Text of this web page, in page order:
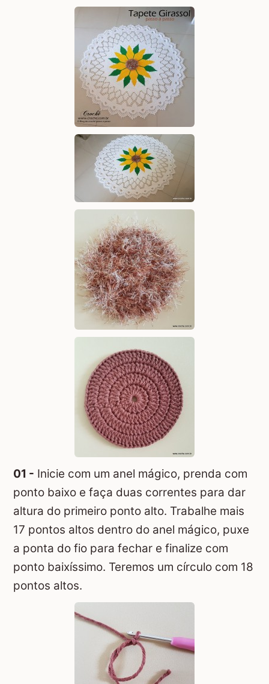
01 - Inicie com um anel mágico, prenda com
ponto baixo e faça duas correntes para dar
altura do primeiro ponto alto. Trabalhe mais
17 pontos altos dentro do anel mágico, puxe
a ponta do fio para fechar e finalize com
ponto baixíssimo. Teremos um círculo com 18
pontos altos.